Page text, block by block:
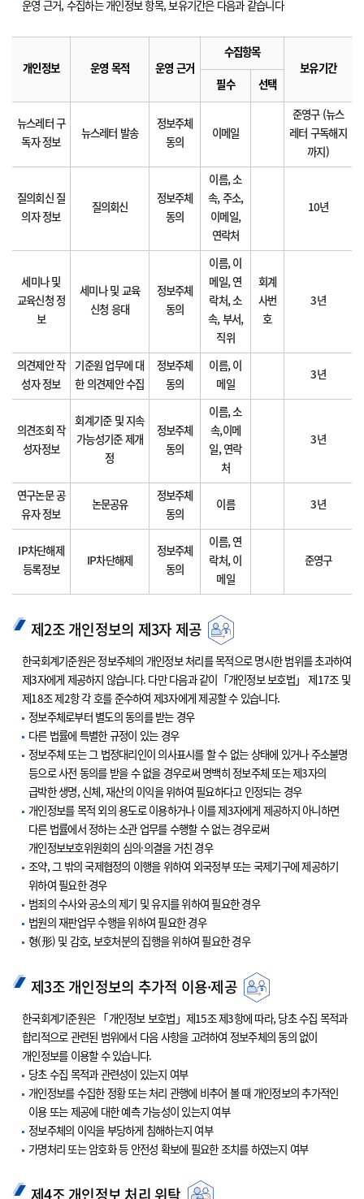
운영 근거, 수집하는 개인정보 항목, 보유기간은 다음과 같습니다
개인정보 운영 목적 운영 근거
수집항목
보유기간
필수
선택
뉴스레터 구
독자 정보
뉴스레터 발송
정보주체
동의
이메일
준영구 (뉴스
레터 구독해지
까지)
질의회신 질
의자 정보
질의회신
정보주체
동의
이름, 소
속, 주소,
이메일,
연락처
10년
세미나 및
교육신청 정
보
세미나 및 교육
신청 응대
정보주체
동의
이름, 이
메일, 연
락처, 소
속, 부서,
직위
회계
사번
호
3년
의견제안 작
성자 정보
기준원 업무에 대
한 의견제안 수집
정보주체
동의
이름, 이
메일
3년
의견조회 작
성자정보
회계기준 및 지속
가능성기준 제개
정
정보주체
동의
이름, 소
속,이메
일, 연락
처
3년
연구논문 공
유자 정보
논문공유
정보주체
동의
이름 3년
IP차단해제
등록정보
IP차단해제
정보주체
동의
이름, 연
락처, 이
메일
준영구
제2조 개인정보의 제3자 제공
한국회계기준원은 정보주체의 개인정보 처리를 목적으로 명시한 범위를 초과하여
제3자에게 제공하지 않습니다. 다만 다음과 같이「개인정보 보호법」 제17조 및
제18조 제2항 각 호를 준수하여 제3자에게 제공할 수 있습니다.
정보주체로부터 별도의 동의를 받는 경우
다른 법률에 특별한 규정이 있는 경우
정보주체 또는 그 법정대리인이 의사표시를 할 수 없는 상태에 있거나 주소불명
등으로 사전 동의를 받을 수 없을 경우로써 명백히 정보주체 또는 제3자의
급박한 생명, 신체, 재산의 이익을 위하여 필요하다고 인정되는 경우
개인정보를 목적 외의 용도로 이용하거나 이를 제3자에게 제공하지 아니하면
다른 법률에서 정하는 소관 업무를 수행할 수 없는 경우로써
개인정보보호위원회의 심의·의결을 거친 경우
조약, 그 밖의 국제협정의 이행을 위하여 외국정부 또는 국제기구에 제공하기
위하여 필요한 경우
범죄의 수사와 공소의 제기 및 유지를 위하여 필요한 경우
법원의 재판업무 수행을 위하여 필요한 경우
형(形) 및 감호, 보호처분의 집행을 위하여 필요한 경우
제3조 개인정보의 추가적 이용·제공
한국회계기준원은 「개인정보 보호법」제15조 제3항에 따라, 당초 수집 목적과
합리적으로 관련된 범위에서 다음 사항을 고려하여 정보주체의 동의 없이
개인정보를 이용할 수 있습니다.
당초 수집 목적과 관련성이 있는지 여부
개인정보를 수집한 정황 또는 처리 관행에 비추어 볼 때 개인정보의 추가적인
이용 또는 제공에 대한 예측 가능성이 있는지 여부
정보주체의 이익을 부당하게 침해하는지 여부
가명처리 또는 암호화 등 안전성 확보에 필요한 조치를 하였는지 여부